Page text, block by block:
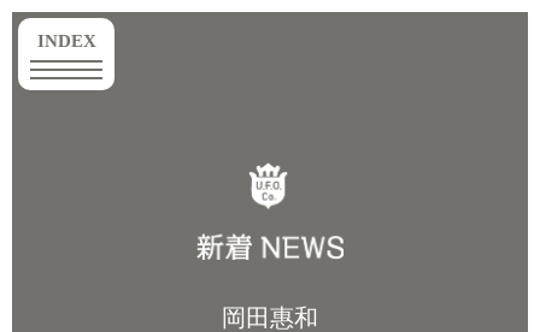
INDEXtoggle
navigation
岡田惠和